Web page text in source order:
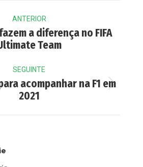
ANTERIOR
Previous
post:
a diferença no FIFA
Team
SEGUINTE
Next
post:
acompanhar na F1 em
2021